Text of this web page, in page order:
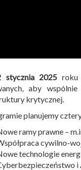
stycznia 2025 roku
aby
krytycznej.
planujemy
ramy prawne –
cywilno-
technologie
i